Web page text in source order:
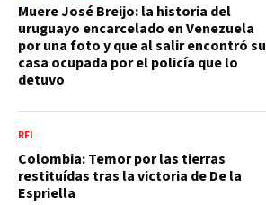
Muere José Breijo: la historia del
uruguayo encarcelado en Venezuela
por una foto y que al salir encontró su
casa ocupada por el policía que lo
detuvo
RFI
Colombia: Temor por las tierras
restituídas tras la victoria de De la
Espriella